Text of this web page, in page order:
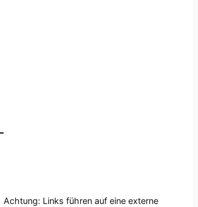
Achtung: Links führen auf eine externe